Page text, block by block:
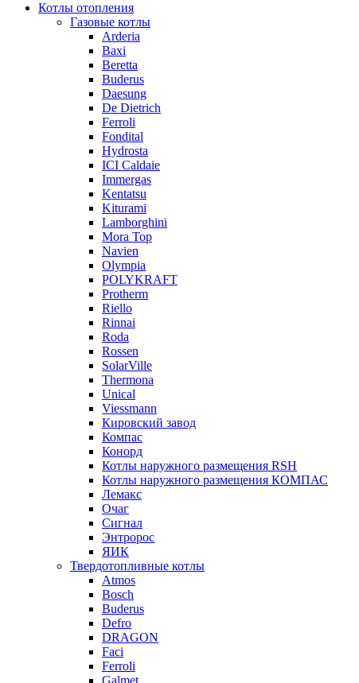
Котлы отопления
Газовые котлы
Arderia
Baxi
Beretta
Buderus
Daesung
De Dietrich
Ferroli
Fondital
Hydrosta
ICI Caldaie
Immergas
Kentatsu
Kiturami
Lamborghini
Mora Top
Navien
Olympia
POLYKRAFT
Protherm
Riello
Rinnai
Roda
Rossen
SolarVille
Thermona
Unical
Viessmann
Кировский завод
Компас
Конорд
Котлы наружного размещения RSH
Котлы наружного размещения КОМПАС
Лемакс
Очаг
Сигнал
Энтророс
ЯИК
Твердотопливные котлы
Atmos
Bosch
Buderus
Defro
DRAGON
Faci
Ferroli
Galmet